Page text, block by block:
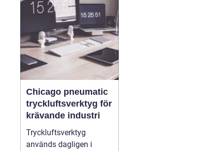
kvarterskrogar, trendiga
bistron och sportbarer
Chicago pneumatic
tryckluftsverktyg för
krävande industri
Tryckluftsverktyg
används dagligen i